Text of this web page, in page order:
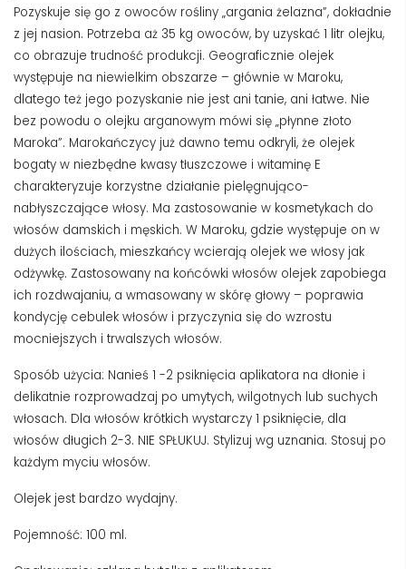
Pozyskuje się go z owoców rośliny „argania żelazna”, dokładnie
z jej nasion. Potrzeba aż 35 kg owoców, by uzyskać 1 litr olejku,
co obrazuje trudność produkcji. Geograficznie olejek
występuje na niewielkim obszarze – głównie w Maroku,
dlatego też jego pozyskanie nie jest ani tanie, ani łatwe. Nie
bez powodu o olejku arganowym mówi się „płynne złoto
Maroka”. Marokańczycy już dawno temu odkryli, że olejek
bogaty w niezbędne kwasy tłuszczowe i witaminę E
charakteryzuje korzystne działanie pielęgnująco-
nabłyszczające włosy. Ma zastosowanie w kosmetykach do
włosów damskich i męskich. W Maroku, gdzie występuje on w
dużych ilościach, mieszkańcy wcierają olejek we włosy jak
odżywkę. Zastosowany na końcówki włosów olejek zapobiega
ich rozdwajaniu, a wmasowany w skórę głowy – poprawia
kondycję cebulek włosów i przyczynia się do wzrostu
mocniejszych i trwalszych włosów.
Sposób użycia: Nanieś 1 -2 psiknięcia aplikatora na dłonie i
delikatnie rozprowadzaj po umytych, wilgotnych lub suchych
włosach. Dla włosów krótkich wystarczy 1 psiknięcie, dla
włosów długich 2-3. NIE SPŁUKUJ. Stylizuj wg uznania. Stosuj po
każdym myciu włosów.
Olejek jest bardzo wydajny.
Pojemność: 100 ml.